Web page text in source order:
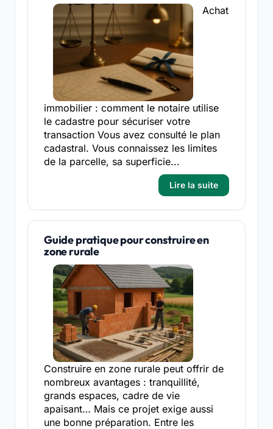
Achat
immobilier : comment le notaire utilise
le cadastre pour sécuriser votre
transaction Vous avez consulté le plan
cadastral. Vous connaissez les limites
de la parcelle, sa superficie...
Lire la suite
Guide pratique pour construire en
zone rurale
Construire en zone rurale peut offrir de
nombreux avantages : tranquillité,
grands espaces, cadre de vie
apaisant… Mais ce projet exige aussi
une bonne préparation. Entre les